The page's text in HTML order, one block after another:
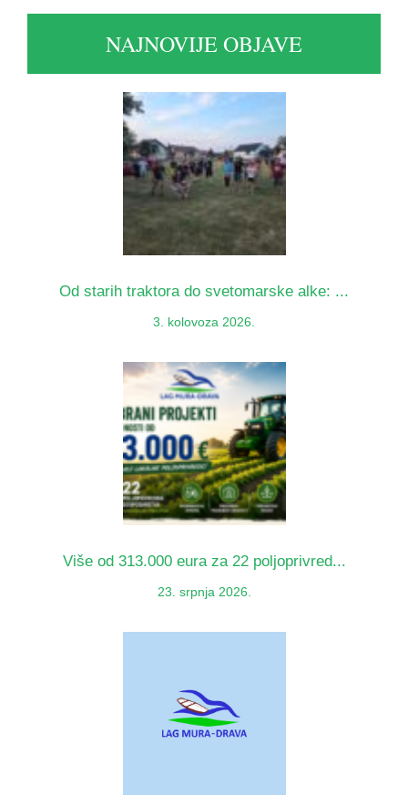
NAJNOVIJE OBJAVE
Od starih traktora do svetomarske alke: ...
3. kolovoza 2026.
Više od 313.000 eura za 22 poljoprivred...
23. srpnja 2026.